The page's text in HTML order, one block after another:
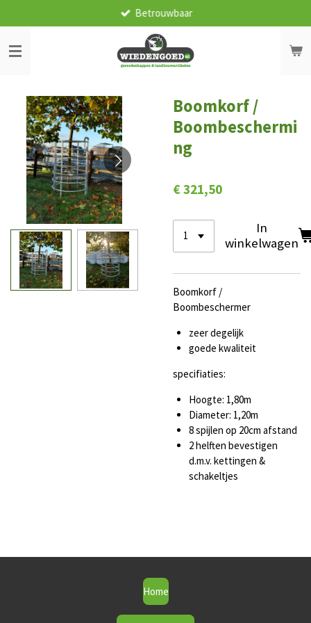
direct
naar
de
Betrouwbaar
Boomkorf /
Boombeschermi
ng
€ 321,50
In
winkelwagen
Boomkorf /
Boombeschermer
zeer degelijk
goede kwaliteit
specifiaties:
Hoogte: 1,80m
Diameter: 1,20m
8 spijlen op 20cm afstand
2 helften bevestigen
d.m.v. kettingen &
schakeltjes
Home